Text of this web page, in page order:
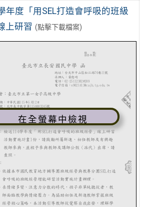
年度「用SEL打造會呼吸的班級
上研習 (點擊下載檔案)
在全螢幕中檢視